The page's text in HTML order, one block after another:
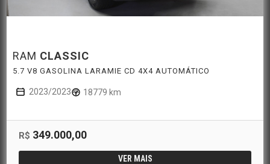
RAM CLASSIC
5.7 V8 GASOLINA LARAMIE CD 4X4 AUTOMÁTICO
2023/2023 18779 km
R$ 349.000,00
VER MAIS